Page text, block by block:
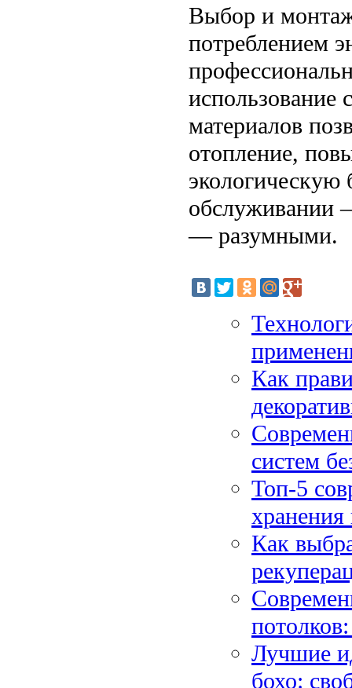
Выбор и
потреблением
использование
материалов
отопление,
экологическую
обслуживании
— разумными.
Как
систем
Топ-5
хранения
Как
Лучшие
бохо: